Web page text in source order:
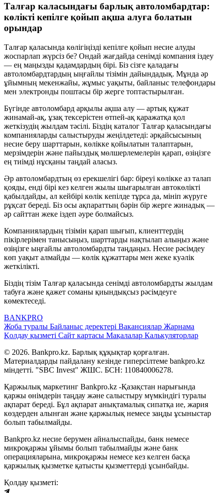
Талғар каласындағы барлық автоломбардтар:
көлікті кепілге қойып ақша алуға болатын
орындар
Талғар қаласында көлігіңізді кепілге қойып несие алуды
жоспарлап жүрсіз бе? Ондай жағдайда сенімді компания іздеу
— ең маңызды қадамдардың бірі. Біз сізге қаладағы
автоломбардтардың ыңғайлы тізімін дайындадық. Мұнда әр
ұйымның мекенжайы, жұмыс уақыты, байланыс телефондары
мен электронды поштасы бір жерге топтастырылған.
Бүгінде автоломбард арқылы ақша алу — артық құжат
жинамай-ақ, ұзақ тексерістен өтпей-ақ қаражатқа қол
жеткізудің жылдам тәсілі. Біздің каталог Талғар қаласындағы
компанияларды салыстыруды жеңілдетеді: әрқайсысының
несие беру шарттарын, көлікке қойылатын талаптарын,
мерзімдерін және пайыздық мөлшерлемелерін қарап, өзіңізге
ең тиімді нұсқаны таңдай аласыз.
Әр автоломбардтың өз ерекшелігі бар: біреуі көлікке аз талап
қояды, енді бірі кез келген жылы шығарылған автокөлікті
қабылдайды, ал кейбірі көлік кепілде тұрса да, мініп жүруге
рұқсат береді. Біз осы ақпараттың бәрін бір жерге жинадық —
әр сайттан жеке іздеп әуре болмайсыз.
Компаниялардың тізімін қарап шығып, клиенттердің
пікірлерімен танысыңыз, шарттарды нақтылап алыңыз және
өзіңізге ыңғайлы автоломбардты таңдаңыз. Несие рәсімдеу
көп уақыт алмайды — көлік құжаттары мен жеке куәлік
жеткілікті.
Біздің тізім Талғар қаласында сенімді автоломбардты жылдам
табуға және қажет соманы қиындықсыз рәсімдеуге
көмектеседі.
BANKPRO
Жоба туралы Байланыс деректері Вакансиялар Жарнама
Қолдау қызметі Сайт картасы Мақалалар Калькуляторлар
© 2026. Bankpro.kz. Барлық құқықтар қорғалған.
Материалдарды пайдалану кезінде гиперсілтеме bankpro.kz
міндетті. "SBC Invest" ЖШС. БСН: 110840006278.
Қаржылық маркетинг Bankpro.kz -Қазақстан нарығында
қаржы өнімдерін таңдау және салыстыру мүмкіндігі туралы
ақпарат береді. Бұл ақпарат анықтамалық сипатқа ие, жария
көздерден алынған және қаржылық немесе заңды ұсыныстар
болып табылмайды.
Bankpro.kz несие берумен айналыспайды, банк немесе
микроқаржы ұйымы болып табылмайды және банк
операцияларына, микроқаржы немесе кез келген басқа
қаржылық қызметке қатысты қызметтерді ұсынбайды.
Қолдау қызметі: